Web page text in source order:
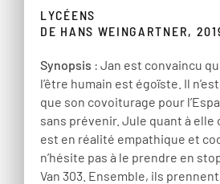
LYCÉENS
DE HANS WEINGARTNER,
Synopsis : Jan est convaincu
l’être humain est égoïste. Il
que son covoiturage pour
sans prévenir. Jule quant à elle
est en réalité empathique et
n’hésite pas à le prendre en
Van 303. Ensemble, ils